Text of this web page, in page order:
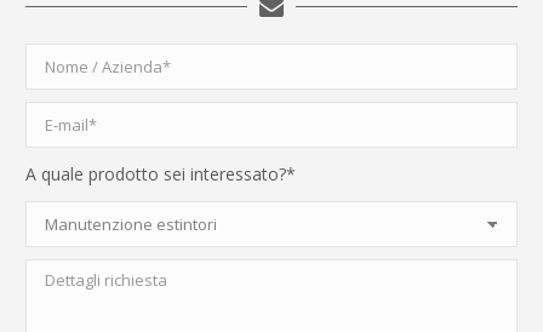
A quale prodotto sei interessato?*